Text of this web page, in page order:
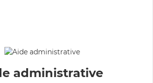
administrative